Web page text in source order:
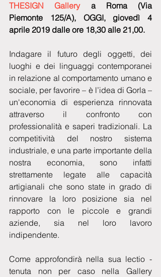
THESIGN Gallery a Roma (Via
Piemonte 125/A), OGGI, giovedì 4
aprile 2019 dalle ore 18,30 alle 21,00.
Indagare il futuro degli oggetti, dei
luoghi e dei linguaggi contemporanei
in relazione al comportamento umano e
sociale, per favorire – è l’idea di Gorla –
un'economia di esperienza rinnovata
attraverso il confronto con
professionalità e saperi tradizionali. La
competitività del nostro sistema
industriale, e una parte importante della
nostra economia, sono infatti
strettamente legate alle capacità
artigianali che sono state in grado di
rinnovare la loro posizione sia nel
rapporto con le piccole e grandi
aziende, sia nel loro lavoro
indipendente.
Come approfondirà nella sua lectio -
tenuta non per caso nella Gallery